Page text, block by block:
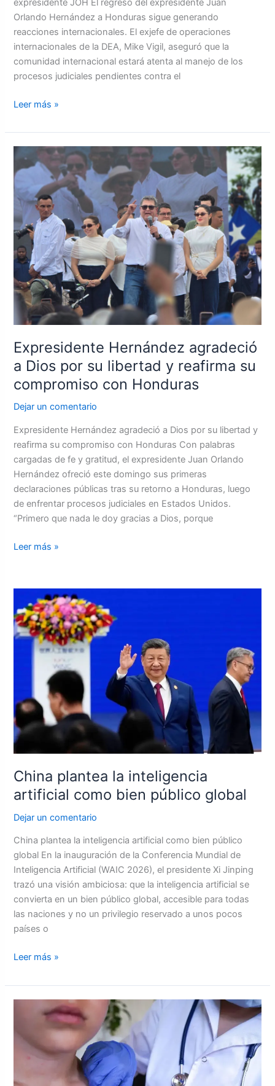
expresidente JOH El regreso del expresidente Juan
Orlando Hernández a Honduras sigue generando
reacciones internacionales. El exjefe de operaciones
internacionales de la DEA, Mike Vigil, aseguró que la
comunidad internacional estará atenta al manejo de los
procesos judiciales pendientes contra el
Leer más »
Expresidente Hernández agradeció
a Dios por su libertad y reafirma su
compromiso con Honduras
Dejar un comentario
Expresidente Hernández agradeció a Dios por su libertad y
reafirma su compromiso con Honduras Con palabras
cargadas de fe y gratitud, el expresidente Juan Orlando
Hernández ofreció este domingo sus primeras
declaraciones públicas tras su retorno a Honduras, luego
de enfrentar procesos judiciales en Estados Unidos.
“Primero que nada le doy gracias a Dios, porque
Expresidente
Hernández
agradeció
a
Dios
por
su
libertad
y
reafirma
su
compromiso
Honduras
Leer más »
China plantea la inteligencia
artificial como bien público global
Dejar un comentario
China plantea la inteligencia artificial como bien público
global En la inauguración de la Conferencia Mundial de
Inteligencia Artificial (WAIC 2026), el presidente Xi Jinping
trazó una visión ambiciosa: que la inteligencia artificial se
convierta en un bien público global, accesible para todas
las naciones y no un privilegio reservado a unos pocos
países o
China
plantea
la
inteligencia
artificial
público
global
Leer más »
cerco
sanitario:
casos